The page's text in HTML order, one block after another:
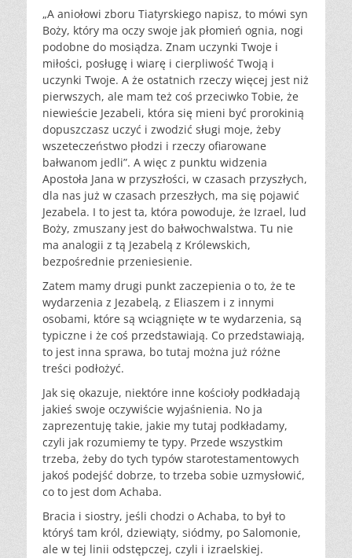
„A aniołowi zboru Tiatyrskiego napisz, to mówi syn
Boży, który ma oczy swoje jak płomień ognia, nogi
podobne do mosiądza. Znam uczynki Twoje i
miłości, posługę i wiarę i cierpliwość Twoją i
uczynki Twoje. A że ostatnich rzeczy więcej jest niż
pierwszych, ale mam też coś przeciwko Tobie, że
niewieście Jezabeli, która się mieni być prorokinią
dopuszczasz uczyć i zwodzić sługi moje, żeby
wszeteczeństwo płodzi i rzeczy ofiarowane
bałwanom jedli”. A więc z punktu widzenia
Apostoła Jana w przyszłości, w czasach przyszłych,
dla nas już w czasach przeszłych, ma się pojawić
Jezabela. I to jest ta, która powoduje, że Izrael, lud
Boży, zmuszany jest do bałwochwalstwa. Tu nie
ma analogii z tą Jezabelą z Królewskich,
bezpośrednie przeniesienie.
Zatem mamy drugi punkt zaczepienia o to, że te
wydarzenia z Jezabelą, z Eliaszem i z innymi
osobami, które są wciągnięte w te wydarzenia, są
typiczne i że coś przedstawiają. Co przedstawiają,
to jest inna sprawa, bo tutaj można już różne
treści podłożyć.
Jak się okazuje, niektóre inne kościoły podkładają
jakieś swoje oczywiście wyjaśnienia. No ja
zaprezentuję takie, jakie my tutaj podkładamy,
czyli jak rozumiemy te typy. Przede wszystkim
trzeba, żeby do tych typów starotestamentowych
jakoś podejść dobrze, to trzeba sobie uzmysłowić,
co to jest dom Achaba.
Bracia i siostry, jeśli chodzi o Achaba, to był to
któryś tam król, dziewiąty, siódmy, po Salomonie,
ale w tej linii odstępczej, czyli i izraelskiej.